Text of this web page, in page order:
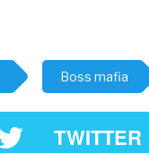
Boss mafia
TWITTER